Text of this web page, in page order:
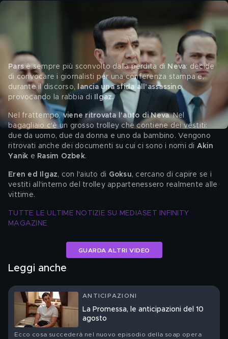
Segreti di famiglia 2: la trama del 24
giugno
Pars è sempre più sconvolto dalla perdita di Neva: decide
di convocare i giornalisti per una conferenza stampa e,
durante il discorso,
lancia una sfida all'assassino,
provocando la rabbia di Ilgaz.
Nel frattempo, viene ritrovata l'auto di Neva. Nel
bagagliaio c'è un grosso trolley che contiene dei vestiti:
due da uomo, due da donna e uno da bambino. Vengono
ritrovati anche dei documenti su cui ci sono i nomi di Akin
Yanik e Rasim Ozbek.
Eren ed Ilgaz, con l'aiuto di Goksu, cercano di capire se i
vestiti all'interno del trolley appartenessero realmente alle
vittime.
TUTTE LE ULTIME NOTIZIE SU MEDIASET INFINITY
MAGAZINE
GUARDA ALTRI VIDEO
Leggi anche
ANTICIPAZIONI
La Promessa, le anticipazioni del 10
agosto
Ecco cosa succederà nel nuovo episodio della soap opera